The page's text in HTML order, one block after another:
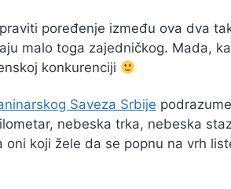
poređenje između ova dva
malo toga zajedničkog. Mada,
konkurenciji
Saveza Srbije
nebeska trka, nebeska
oni koji žele da se popnu na vrh